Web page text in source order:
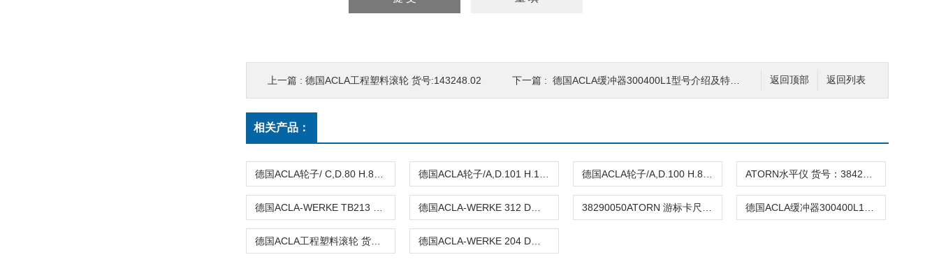
返回列表
返回顶部
上一篇 : 德国ACLA工程塑料滚轮 货号:143248.02 下一篇 : 德国ACLA缓冲器300400L1型号介绍及特征说明
相关产品：